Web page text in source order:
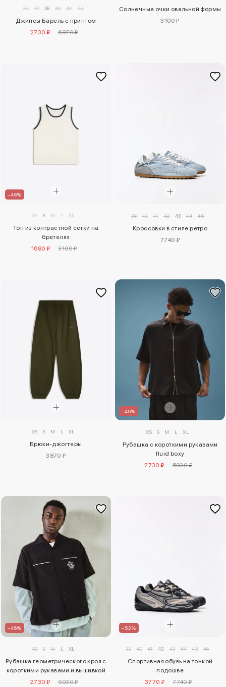
34 36 38 40 42 44
Джинсы Барель с принтом
2730 ₽
6970 ₽
Солнечные очки овальной формы
3100 ₽
–46%
XS S M L XL
Топ из контрастной сетки на
бретелях
1680 ₽
3100 ₽
39 40 41 42 43 44 45
Кроссовки в стиле ретро
7740 ₽
XS S M L XL
Брюки-джоггеры
3870 ₽
–46%
XS S M L XL
Рубашка с короткими рукавами
fluid boxy
2730 ₽
5030 ₽
–46%
XS S M L XL
Рубашка геометрического кроя с
короткими рукавами и вышивкой
2730 ₽
5030 ₽
–52%
39 40 41 42 43 44 45 46
Спортивная обувь на тонкой
подошве
3770 ₽
7740 ₽